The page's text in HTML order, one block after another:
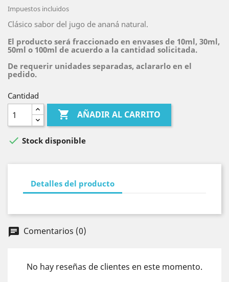
Impuestos incluidos
Clásico sabor del jugo de ananá natural.
El producto será fraccionado en envases de 10ml, 30ml,
50ml o 100ml de acuerdo a la cantidad solicitada.
De requerir unidades separadas, aclararlo en el
pedido.
Cantidad
 AÑADIR AL CARRITO
 Stock disponible
Detalles del producto
chat Comentarios (0)
No hay reseñas de clientes en este momento.